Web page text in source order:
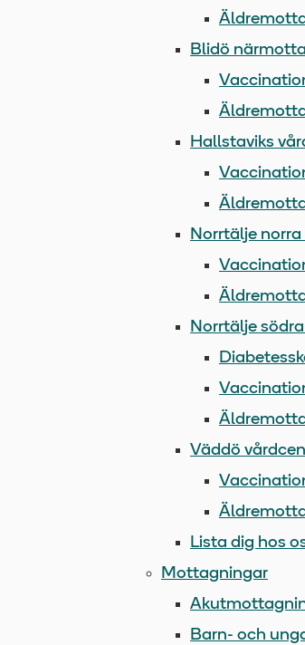
Blidö
Hallstaviks
Norrtälje
Norrtälje
Väddö
Lista dig hos
Mottagningar
Barn- och